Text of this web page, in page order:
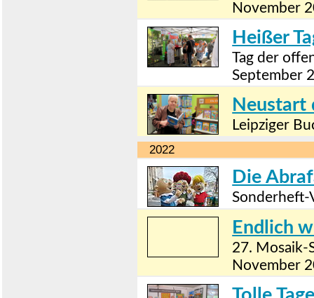
November
Heißer
Tag der
September
Neustart
Leipziger
2022
Die
Sonderheft-
Endlich
27. Mosaik-
November